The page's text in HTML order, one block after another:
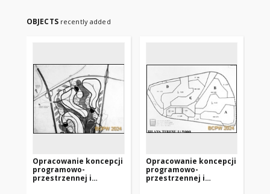
OBJECTS recently added
Opracowanie koncepcji
programowo-
przestrzennej i
Opracowanie koncepcji
programowo-
przestrzennej i